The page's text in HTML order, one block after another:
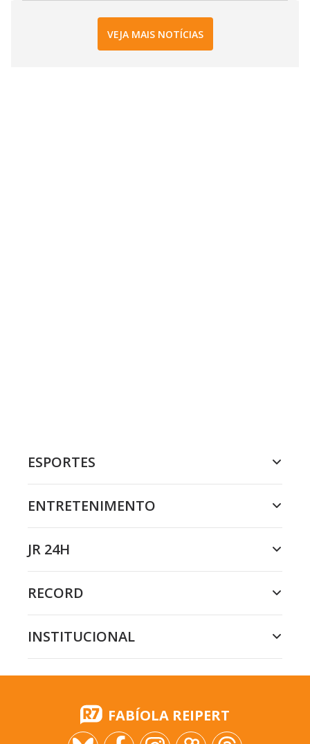
VEJA MAIS NOTÍCIAS
ESPORTES
ENTRETENIMENTO
JR 24H
RECORD
INSTITUCIONAL
FABÍOLA REIPERT